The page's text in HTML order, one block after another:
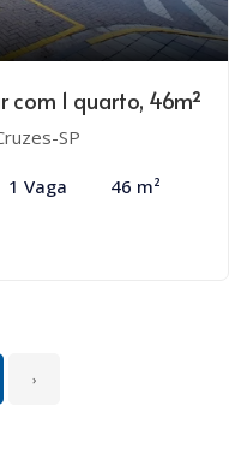
1 quarto, 46m²
SP
1 Vaga 46 m²
›